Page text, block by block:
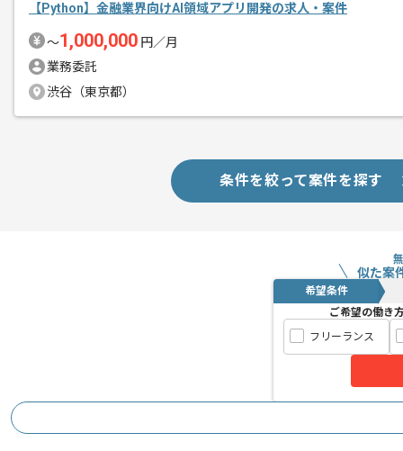
【Python】金融業界向けAI領域アプリ開発の求人・案件
〜1,000,000 円／月
業務委託
渋谷（東京都）
条件を絞って案件を探す
似た案
希望条件
ご希望の働き
フリーランス